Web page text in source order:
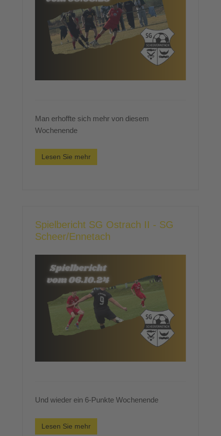
Man erhoffte sich mehr von diesem
Wochenende
Lesen Sie mehr
Spielbericht SG Ostrach II - SG
Scheer/Ennetach
Und wieder ein 6-Punkte Wochenende
Lesen Sie mehr